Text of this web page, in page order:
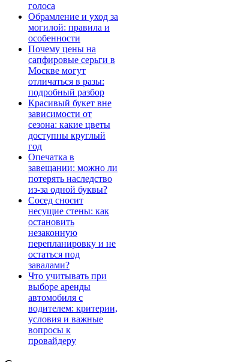
голоса
Обрамление и уход за
могилой: правила и
особенности
Почему цены на
сапфировые серьги в
Москве могут
отличаться в разы:
подробный разбор
Красивый букет вне
зависимости от
сезона: какие цветы
доступны круглый
год
Опечатка в
завещании: можно ли
потерять наследство
из-за одной буквы?
Сосед сносит
несущие стены: как
остановить
незаконную
перепланировку и не
остаться под
завалами?
Что учитывать при
выборе аренды
автомобиля с
водителем: критерии,
условия и важные
вопросы к
провайдеру